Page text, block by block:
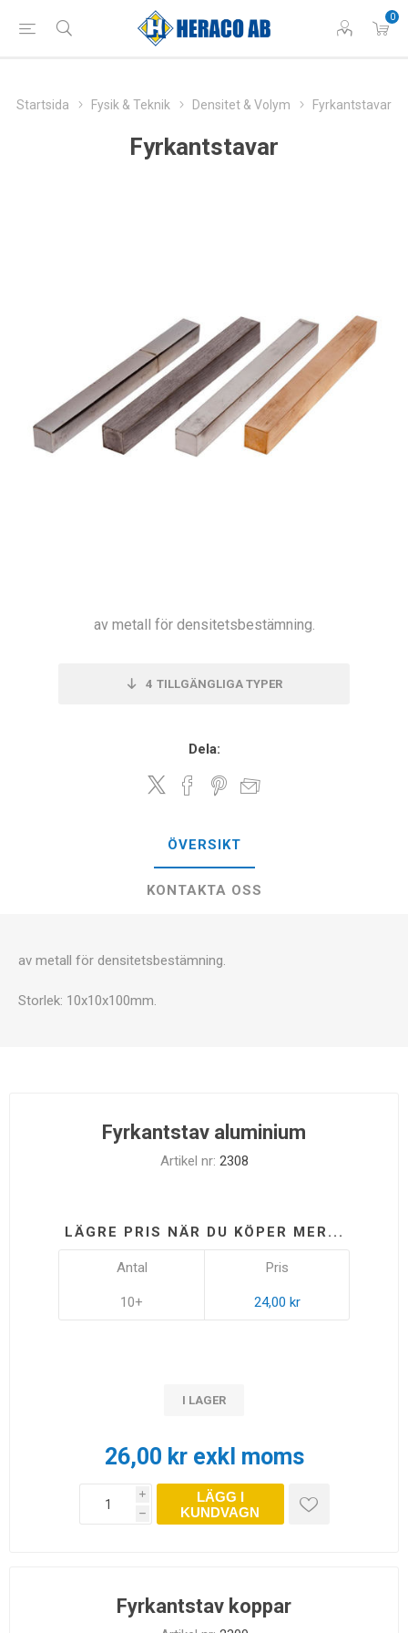
0
Startsida Fysik & Teknik Densitet & Volym Fyrkantstavar
Fyrkantstavar
av metall för densitetsbestämning.
4 TILLGÄNGLIGA TYPER
Dela:
ÖVERSIKT
KONTAKTA OSS
av metall för densitetsbestämning.
Storlek: 10x10x100mm.
Fyrkantstav aluminium
Artikel nr: 2308
LÄGRE PRIS NÄR DU KÖPER MER...
Antal
10+
Pris
24,00 kr
I LAGER
26,00 kr exkl moms
i
h
LÄGG I
KUNDVAGN
Fyrkantstav koppar